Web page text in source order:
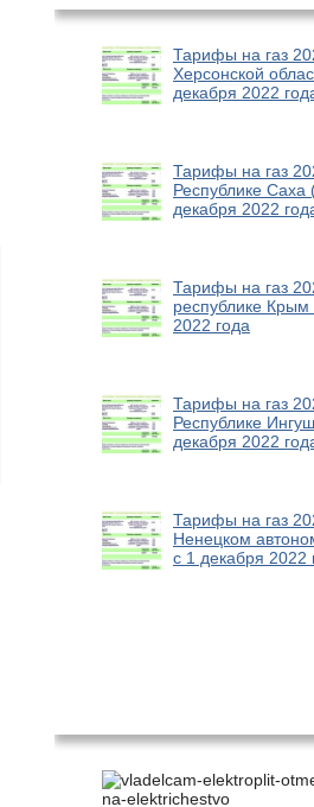
Тарифы на газ
Херсонской
декабря 2022
Тарифы на газ
Республике Саха
декабря 2022
Тарифы на газ
республике Крым
2022 года
Тарифы на газ
Республике
декабря 2022
Тарифы на газ
Ненецком
с 1 декабря 2022